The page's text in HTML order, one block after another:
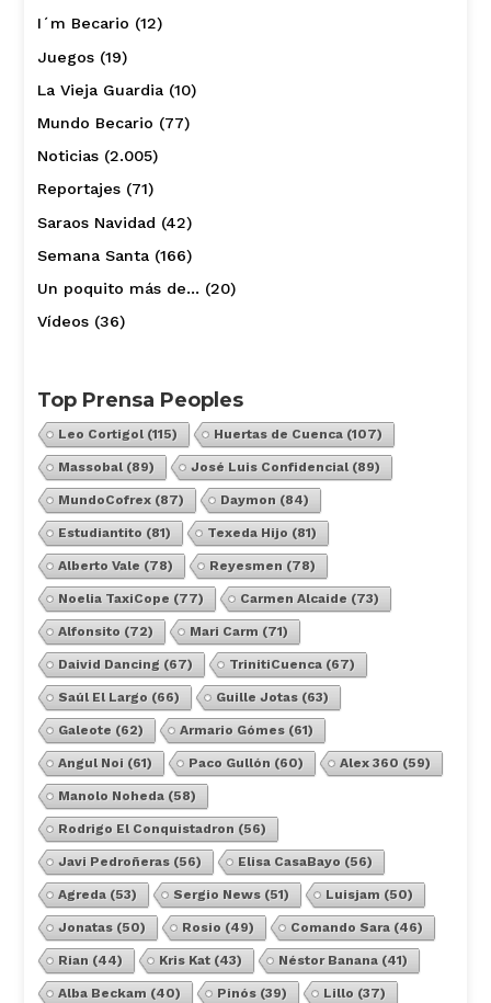
I´m Becario (12)
Juegos(19)
La Vieja Guardia(10)
Mundo Becario (77)
Noticias(2.005)
Reportajes(71)
Saraos Navidad (42)
Semana Santa(166)
Un poquito más de… (20)
Vídeos(36)
Top Prensa Peoples
Leo Cortigol(115) Huertas de Cuenca(107)
Massobal(89) José Luis Confidencial(89)
MundoCofrex(87) Daymon (84)
Estudiantito (81) Texeda Hijo (81)
Alberto Vale (78) Reyesmen (78)
Noelia TaxiCope (77) Carmen Alcaide (73)
Alfonsito (72) Mari Carm (71)
Daivid Dancing (67) TrinitiCuenca(67)
Saúl El Largo (66) Guille Jotas(63)
Galeote (62) Armario Gómes(61)
Angul Noi (61) Paco Gullón (60) Alex 360 (59)
Manolo Noheda(58)
Rodrigo El Conquistadron (56)
Javi Pedroñeras(56) Elisa CasaBayo (56)
Agreda(53) Sergio News(51) Luisjam (50)
Jonatas(50) Rosio (49) Comando Sara(46)
Rian (44) Kris Kat(43) Néstor Banana(41)
Alba Beckam (40) Pinós(39) Lillo (37)